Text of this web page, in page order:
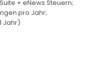
+ eNews Steuern;
pro Jahr;
Jahr)